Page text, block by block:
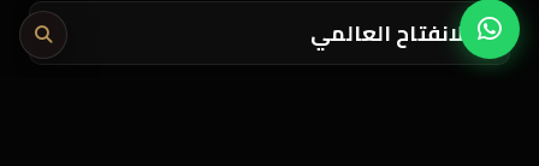
🌍 الانفتاح العالمي